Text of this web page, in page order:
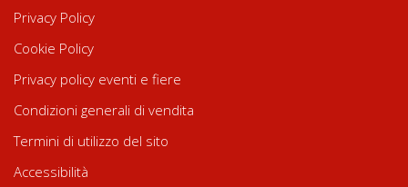
Privacy Policy
Cookie Policy
Privacy policy eventi e fiere
Condizioni generali di vendita
Termini di utilizzo del sito
Accessibilità